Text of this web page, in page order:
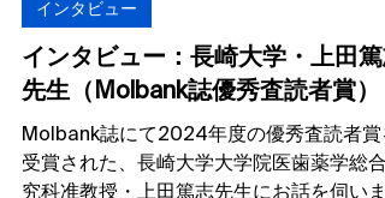
2025年5月23日
インタビュー
インタビュー：長崎大学・上田篤
先生（Molbank誌優秀査読者賞）